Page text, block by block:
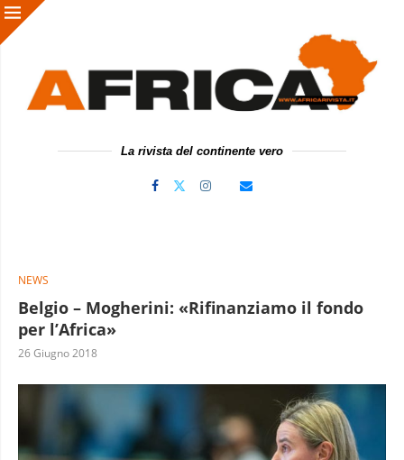
La rivista del continente vero
NEWS
Belgio – Mogherini: «Rifinanziamo il fondo
per l’Africa»
26 Giugno 2018